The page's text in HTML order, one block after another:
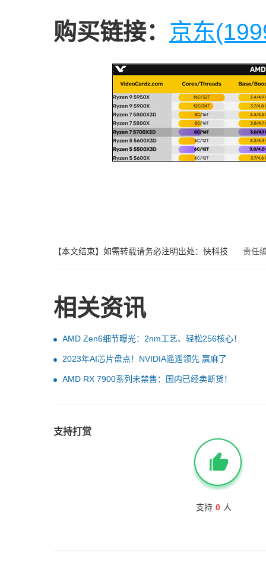
购买链接： 京东
【本文结束】如需转载请务必注明出处：快科技 责任
相关资讯
AMD Zen6细节曝光：2nm工艺、轻松256核心！
2023年AI芯片盘点！NVIDIA遥遥领先 赢麻了
AMD RX 7900系列未禁售：国内已经卖断货！
支持打赏
支持 0 人